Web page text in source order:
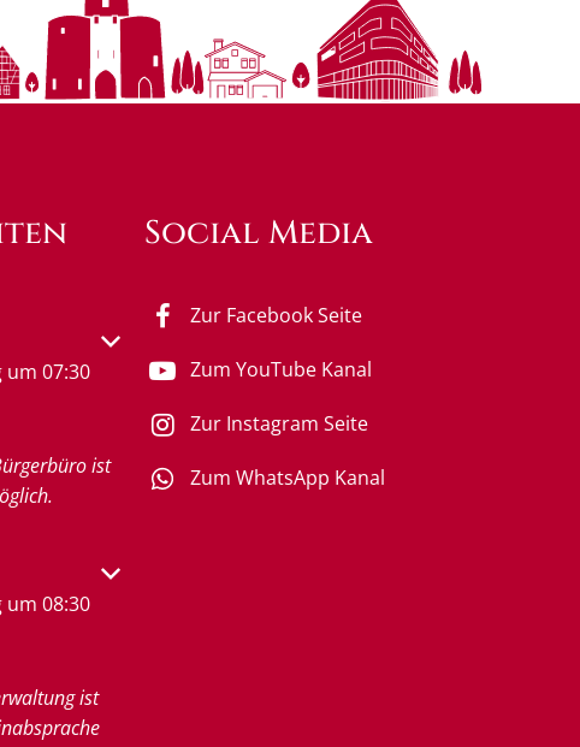
oder Schließzeiten auszublenden
07:30
ist
oder Schließzeiten auszublenden
08:30
ist
Social Media
Zur Facebook Seite
Zum YouTube Kanal
Zur Instagram Seite
Zum WhatsApp Kanal